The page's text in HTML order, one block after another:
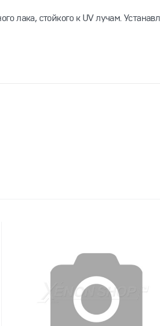
лака, стойкого к UV лучам.